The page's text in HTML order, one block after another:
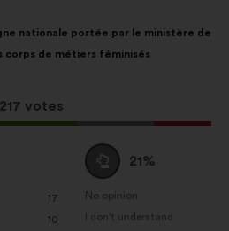
nationale portée par le ministère de
corps de métiers féminisés
This
217 votes
17
10
I
am
neutral
:
21%
No opinion
:times
I don't understand
:times